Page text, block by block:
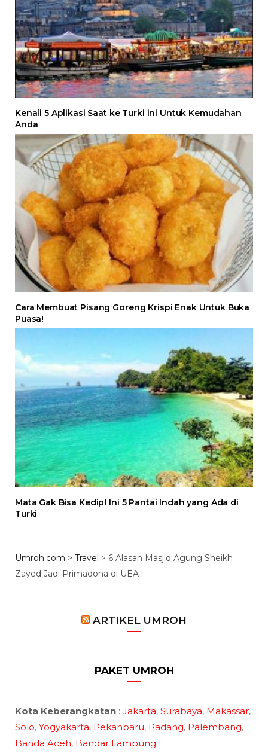
Kenali 5 Aplikasi Saat ke Turki ini Untuk Kemudahan
Anda
Cara Membuat Pisang Goreng Krispi Enak Untuk Buka
Puasa!
Mata Gak Bisa Kedip! Ini 5 Pantai Indah yang Ada di
Turki
Umroh.com > Travel > 6 Alasan Masjid Agung Sheikh
Zayed Jadi Primadona di UEA
ARTIKEL UMROH
PAKET UMROH
Kota Keberangkatan : Jakarta, Surabaya, Makassar,
Solo, Yogyakarta, Pekanbaru, Padang, Palembang,
Banda Aceh, Bandar Lampung